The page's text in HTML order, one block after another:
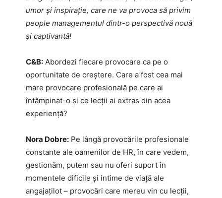
umor și inspirație, care ne va provoca să privim
people managementul dintr-o perspectivă nouă
și captivantă!
C&B: Abordezi fiecare provocare ca pe o
oportunitate de creștere. Care a fost cea mai
mare provocare profesională pe care ai
întâmpinat-o și ce lecții ai extras din acea
experiență?
Nora Dobre: Pe lângă provocările profesionale
constante ale oamenilor de HR, în care vedem,
gestionăm, putem sau nu oferi suport în
momentele dificile și intime de viață ale
angajațilot – provocări care mereu vin cu lecții,